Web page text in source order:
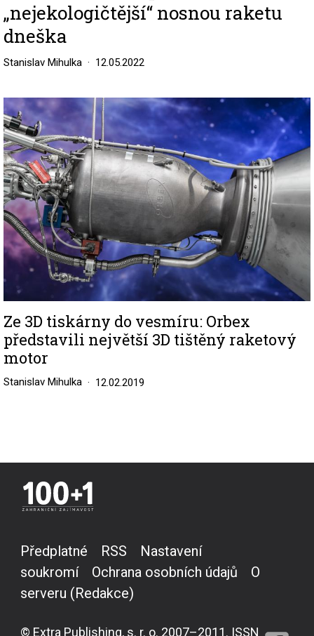
„nejekologičtější“ nosnou raketu
dneška
Stanislav Mihulka 12.05.2022
Image
Ze 3D tiskárny do vesmíru: Orbex
představili největší 3D tištěný raketový
motor
Stanislav Mihulka 12.02.2019
Předplatné RSS
Nastavení
soukromí
Ochrana osobních údajů
O
serveru (Redakce)
© Extra Publishing, s. r. o. 2007–2011. ISSN